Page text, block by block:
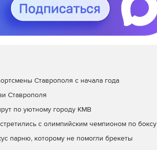
Ставрополя с начала года
Ставрополя
по уютному городу КМВ
с олимпийским чемпионом по боксу
парню, которому не помогли брекеты